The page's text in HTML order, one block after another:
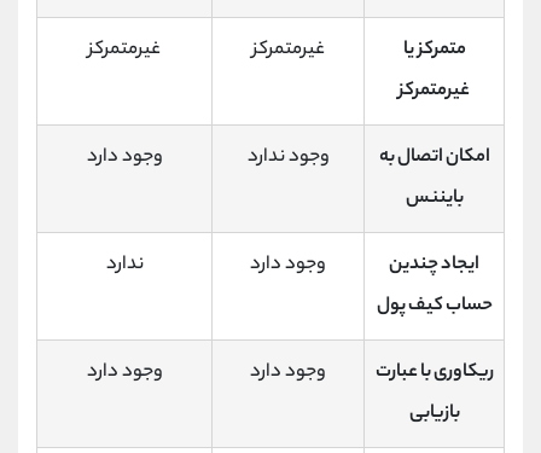
متمرکز یا
غیرمتمرکز
غیرمتمرکز غیرمتمرکز
امکان اتصال به
بایننس
وجود ندارد وجود دارد
ایجاد چندین
حساب کیف پول
وجود دارد ندارد
ریکاوری با عبارت
بازیابی
وجود دارد وجود دارد